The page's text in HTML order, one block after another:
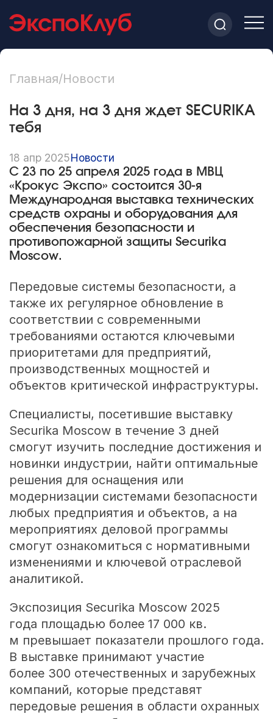
Главная/Новости
На 3 дня, на 3 дня ждет SECURIKA
тебя
18 апр 2025Новости
С 23 по 25 апреля 2025 года в МВЦ
«Крокус Экспо» состоится 30-я
Международная выставка технических
средств охраны и оборудования для
обеспечения безопасности и
противопожарной защиты Securika
Moscow.
Передовые системы безопасности, а
также их регулярное обновление в
соответствии с современными
требованиями остаются ключевыми
приоритетами для предприятий,
производственных мощностей и
объектов критической инфраструктуры.
Специалисты, посетившие выставку
Securika Moscow в течение 3 дней
смогут изучить последние достижения и
новинки индустрии, найти оптимальные
решения для оснащения или
модернизации системами безопасности
любых предприятия и объектов, а на
мероприятиях деловой программы
смогут ознакомиться с нормативными
изменениями и ключевой отраслевой
аналитикой.
Экспозиция Securika Moscow 2025
года площадью более 17 000 кв.
м превышает показатели прошлого года.
В выставке принимают участие
более 300 отечественных и зарубежных
компаний, которые представят
передовые решения в области охранных